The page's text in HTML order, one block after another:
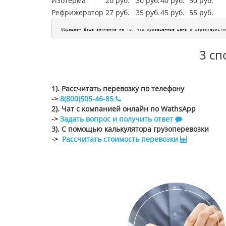
Рефрижератор 27 руб. 35 руб.45 руб. 55 руб.
Обращаем Ваше внимание на то, что приведённые цены и
3
1). Рассчитать перевозку по телефону
-> 8(800)505-46-85
2). Чат с компанией онлайн по WathsApp
-> Задать вопрос и получить ответ
3). С помощью калькулятора грузоперевозки
-> Рассчитать стоимость перевозки